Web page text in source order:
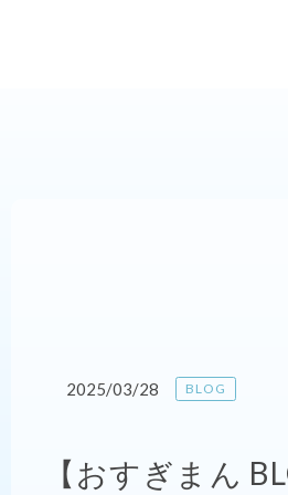
2025/03/28 BLOG
【おすぎまん